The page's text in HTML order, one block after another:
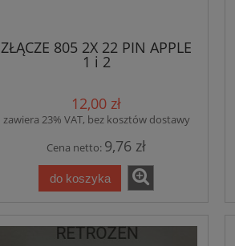
ZŁĄCZE 805 2X 22 PIN APPLE
1 i 2
12,00 zł
zawiera 23% VAT, bez kosztów dostawy
Cena netto: 9,76 zł
do koszyka